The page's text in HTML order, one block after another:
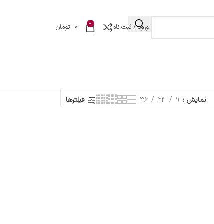
ورود / ثبت نام 0
0 تومان
نمایش 9
24
36 فیلترها